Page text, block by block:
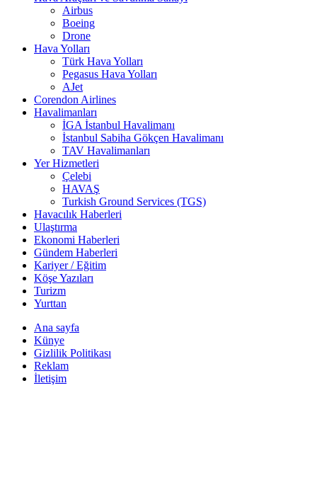
Airbus
Boeing
Drone
Hava Yolları
Türk Hava Yolları
Pegasus Hava Yolları
AJet
Corendon Airlines
Havalimanları
İGA İstanbul Havalimanı
İstanbul Sabiha Gökçen Havalimanı
TAV Havalimanları
Yer Hizmetleri
Çelebi
HAVAŞ
Turkish Ground Services (TGS)
Havacılık Haberleri
Ulaştırma
Ekonomi Haberleri
Gündem Haberleri
Kariyer / Eğitim
Köşe Yazıları
Turizm
Yurttan
Ana sayfa
Künye
Gizlilik Politikası
Reklam
İletişim